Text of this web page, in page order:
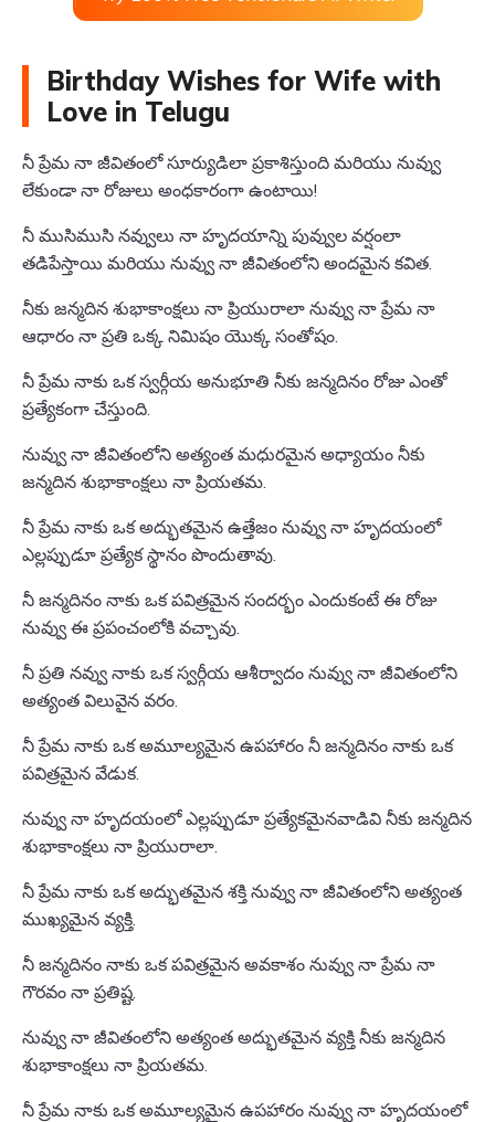
Birthday Wishes for Wife with
Love in Telugu
నీ ప్రేమ నా జీవితంలో సూర్యుడిలా ప్రకాశిస్తుంది మరియు నువ్వు
లేకుండా నా రోజులు అంధకారంగా ఉంటాయి!
నీ ముసిముసి నవ్వులు నా హృదయాన్ని పువ్వుల వర్షంలా
తడిపేస్తాయి మరియు నువ్వు నా జీవితంలోని అందమైన కవిత.
నీకు జన్మదిన శుభాకాంక్షలు నా ప్రియురాలా నువ్వు నా ప్రేమ నా
ఆధారం నా ప్రతి ఒక్క నిమిషం యొక్క సంతోషం.
నీ ప్రేమ నాకు ఒక స్వర్గీయ అనుభూతి నీకు జన్మదినం రోజు ఎంతో
ప్రత్యేకంగా చేస్తుంది.
నువ్వు నా జీవితంలోని అత్యంత మధురమైన అధ్యాయం నీకు
జన్మదిన శుభాకాంక్షలు నా ప్రియతమ.
నీ ప్రేమ నాకు ఒక అద్భుతమైన ఉత్తేజం నువ్వు నా హృదయంలో
ఎల్లప్పుడూ ప్రత్యేక స్థానం పొందుతావు.
నీ జన్మదినం నాకు ఒక పవిత్రమైన సందర్భం ఎందుకంటే ఈ రోజు
నువ్వు ఈ ప్రపంచంలోకి వచ్చావు.
నీ ప్రతి నవ్వు నాకు ఒక స్వర్గీయ ఆశీర్వాదం నువ్వు నా జీవితంలోని
అత్యంత విలువైన వరం.
నీ ప్రేమ నాకు ఒక అమూల్యమైన ఉపహారం నీ జన్మదినం నాకు ఒక
పవిత్రమైన వేడుక.
నువ్వు నా హృదయంలో ఎల్లప్పుడూ ప్రత్యేకమైనవాడివి నీకు జన్మదిన
శుభాకాంక్షలు నా ప్రియురాలా.
నీ ప్రేమ నాకు ఒక అద్భుతమైన శక్తి నువ్వు నా జీవితంలోని అత్యంత
ముఖ్యమైన వ్యక్తి.
నీ జన్మదినం నాకు ఒక పవిత్రమైన అవకాశం నువ్వు నా ప్రేమ నా
గౌరవం నా ప్రతిష్ట.
నువ్వు నా జీవితంలోని అత్యంత అద్భుతమైన వ్యక్తి నీకు జన్మదిన
శుభాకాంక్షలు నా ప్రియతమ.
నీ ప్రేమ నాకు ఒక అమూల్యమైన ఉపహారం నువ్వు నా హృదయంలో